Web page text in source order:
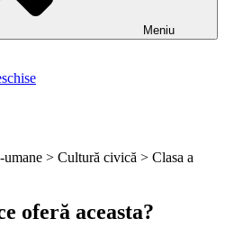
Meniu
umane > Cultură civică > Clasa a
oferă aceasta?